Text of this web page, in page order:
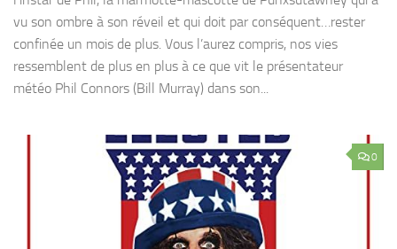
vu son ombre à son réveil et qui doit par conséquent…rester
confinée un mois de plus. Vous l’aurez compris, nos vies
ressemblent de plus en plus à ce que vit le présentateur
météo Phil Connors (Bill Murray) dans son...
0